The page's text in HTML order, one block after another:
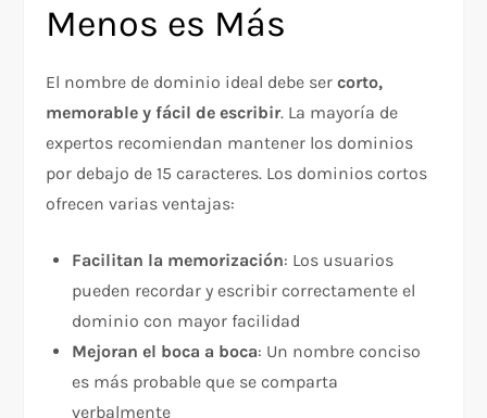
Menos es Más
El nombre de dominio ideal debe sercorto,
memorable y fácil de escribir. La mayoría de
expertos recomiendan mantener los dominios
por debajo de 15 caracteres. Los dominios cortos
ofrecen varias ventajas:​
Facilitan la memorización: Los usuarios
pueden recordar y escribir correctamente el
dominio con mayor facilidad
Mejoran el boca a boca: Un nombre conciso
es más probable que se comparta
verbalmente